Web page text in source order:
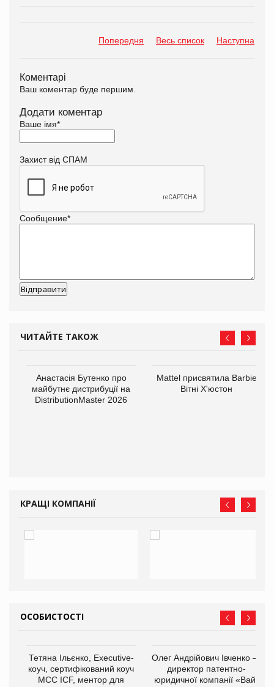
Попередня Весь список Наступна
Коментарі
Ваш коментар буде першим.
Додати коментар
Ваше імя*
Захист від СПАМ
Сообщение*
ЧИТАЙТЕ ТАКОЖ
Анастасія Бутенко про
майбутнє дистрибуції на
DistributionMaster 2026
Mattel присвятила Barbie
Вітні Х'юстон
КРАЩІ КОМПАНІЇ
ОСОБИСТОСТІ
Тетяна Ільєнко, Executive-
коуч, сертифікований коуч
МСС ICF, ментор для
Олег Андрійович Івченко —
директор патентно-
юридичної компанії «Вайз